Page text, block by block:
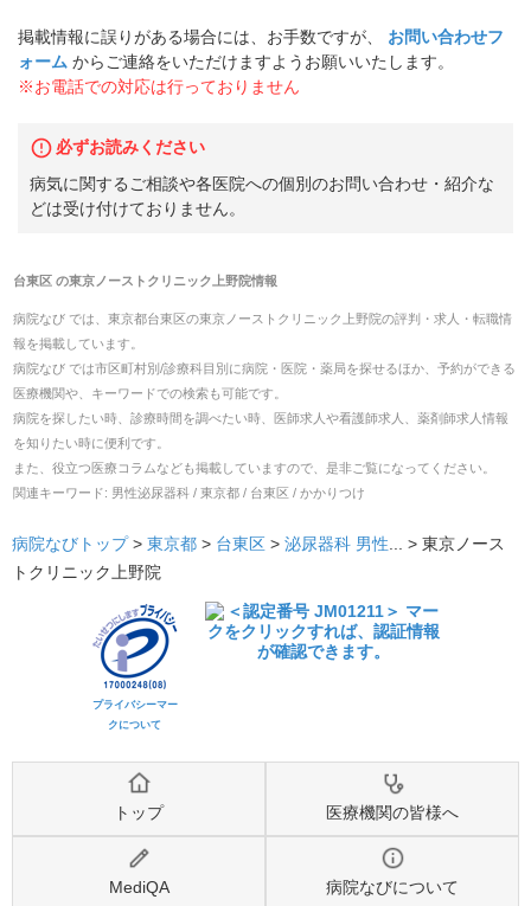
掲載情報に誤りがある場合には、お手数ですが、
お問い合わせフ
ォーム からご連絡をいただけますようお願いいたします。
※お電話での対応は行っておりません
必ずお読みください
病気に関するご相談や各医院への個別のお問い合わせ・紹介な
どは受け付けておりません。
台東区 の東京ノーストクリニック上野院情報
病院なび では、 東京都台東区の東京ノーストクリニック上野院の評判・求人・転職情
報を掲載しています。
病院なび では市区町村別/診療科目別に病院・医院・薬局を探せるほか、予約ができる
医療機関や、キーワードでの検索も可能です。
病院を探したい時、診療時間を調べたい時、医師求人や看護師求人、薬剤師求人情報
を知りたい時に便利です。
また、役立つ医療コラムなども掲載していますので、是非ご覧になってください。
関連キーワード: 男性泌尿器科 / 東京都 / 台東区 / かかりつけ
病院なびトップ > 東京都 > 台東区 > 泌尿器科 男性 ... > 東京ノース
トクリニック上野院
プライバシーマー
クについて
トップ 医療機関の皆様へ
MediQA 病院なびについて